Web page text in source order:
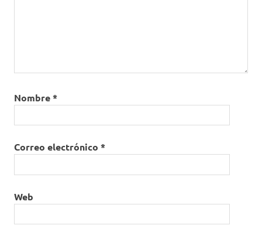
Nombre*
Correo electrónico *
Web